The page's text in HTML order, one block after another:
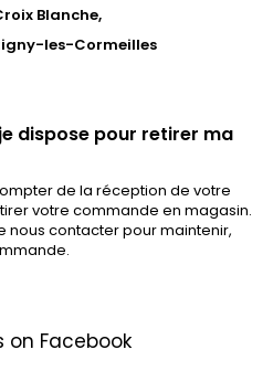
Cormeilles
dispose pour retirer ma
de la réception de votre
votre commande en magasin.
nous contacter pour maintenir,
on Facebook